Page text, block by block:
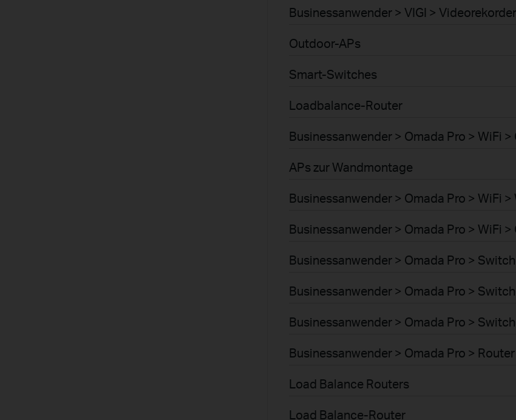
Businessanwender > VIGI > Videorekorder
Outdoor-APs
Smart-Switches
Loadbalance-Router
Businessanwender > Omada Pro > WiFi
APs zur Wandmontage
Businessanwender > Omada Pro > WiFi >
Businessanwender > Omada Pro > WiFi
Businessanwender > Omada Pro >
Businessanwender > Omada Pro >
Businessanwender > Omada Pro >
Businessanwender > Omada Pro >
Load Balance Routers
Load Balance-Router